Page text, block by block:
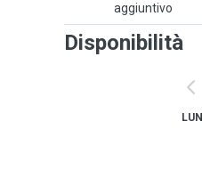
aggiuntivo
Disponibilità
LUN